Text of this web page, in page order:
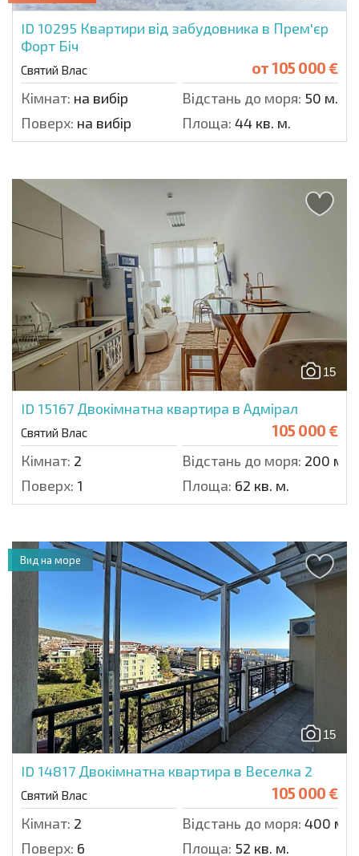
ID 10295 Квартири від забудовника в Прем'єр
Форт Біч
Святий Влас от105 000 €
Кімнат: на вибір Відстань до моря: 50 м.
Поверх: на вибір Площа: 44 кв. м.
15
ID 15167 Двокімнатна квартира в Адмірал
Святий Влас 105 000 €
Кімнат: 2 Відстань до моря: 200 м.
Поверх: 1 Площа: 62 кв. м.
15
ID 14817 Двокімнатна квартира в Веселка 2
Святий Влас 105 000 €
Кімнат: 2 Відстань до моря: 400 м.
Поверх: 6 Площа: 52 кв. м.
Вид на море